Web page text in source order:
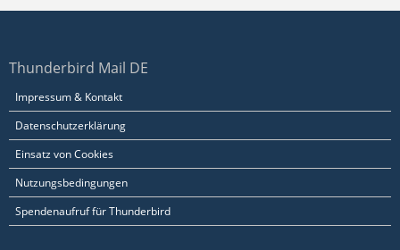
Thunderbird Mail DE
Impressum & Kontakt
Datenschutzerklärung
Einsatz von Cookies
Nutzungsbedingungen
Spendenaufruf für Thunderbird